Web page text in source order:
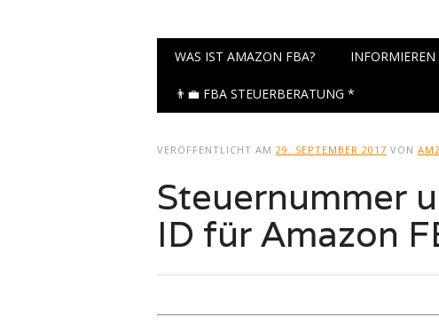
Hauptmenü
springen
WAS IST AMAZON FBA? INFORMIEREN
👨‍💼 FBA STEUERBERATUNG *
VERÖFFENTLICHT AM 29. SEPTEMBER 2017 VON
Steuernummer
ID für Amazon